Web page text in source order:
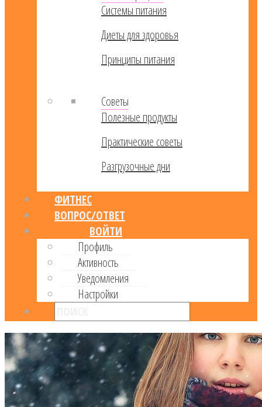
Системы питания
Диеты для здоровья
Принципы питания
Советы
Полезные продукты
Практические советы
Разгрузочные дни
ФИТНЕС
ВОПРОС/ОТВЕТ
ВОЙТИ
Профиль
Активность
Уведомления
Настройки